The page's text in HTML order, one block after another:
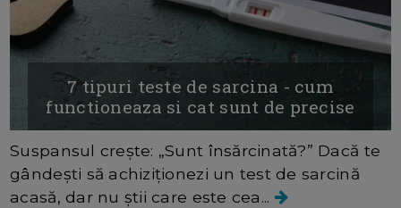
7 tipuri teste de sarcina - cum
functioneaza si cat sunt de precise
Suspansul crește: „Sunt însărcinată?” Dacă te
gândești să achiziționezi un test de sarcină
acasă, dar nu știi care este cea...